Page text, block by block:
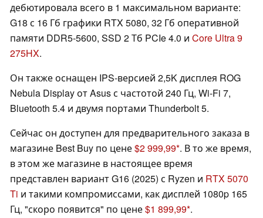
дебютировала всего в 1 максимальном варианте:
G18 с 16 Гб графики RTX 5080, 32 Гб оперативной
памяти DDR5-5600, SSD 2 Тб PCIe 4.0 и Core Ultra 9
275HX.
Он также оснащен IPS-версией 2,5K дисплея ROG
Nebula Display от Asus с частотой 240 Гц, Wi-Fi 7,
Bluetooth 5.4 и двумя портами Thunderbolt 5.
Сейчас он доступен для предварительного заказа в
магазине Best Buy по цене$2 999,99 . В то же время,
в этом же магазине в настоящее время
представлен вариант G16 (2025) с Ryzen и RTX 5070
Ti и такими компромиссами, как дисплей 1080p 165
Гц, "скоро появится" по цене$1 899,99 .